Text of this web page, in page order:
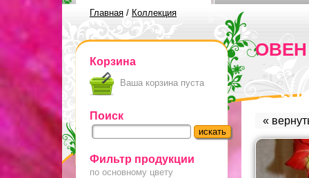
Главная / Коллекция
Корзина
Ваша корзина пуста
Поиск
Фильтр продукции
по основному цвету
ОВЕН
«